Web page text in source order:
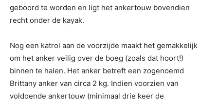
geboord te worden en ligt het ankertouw bovendien
recht onder de kayak.
Nog een katrol aan de voorzijde maakt het gemakkelijk
om het anker veilig over de boeg (zoals dat hoort!)
binnen te halen. Het anker betreft een zogenoemd
Brittany anker van circa 2 kg. Indien voorzien van
voldoende ankertouw (minimaal drie keer de